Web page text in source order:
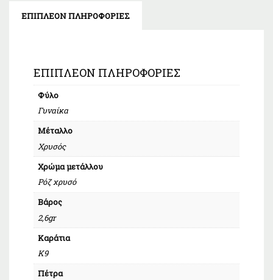
ΕΠΙΠΛΈΟΝ ΠΛΗΡΟΦΟΡΊΕΣ
ΕΠΙΠΛΈΟΝ ΠΛΗΡΟΦΟΡΊΕΣ
Φύλο
Γυναίκα
Μέταλλο
Χρυσός
Χρώμα μετάλλου
Ρόζ χρυσό
Βάρος
2,6gr
Καράτια
Κ9
Πέτρα